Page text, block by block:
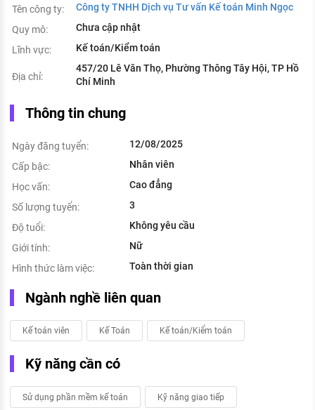
Tên công ty:
Công ty TNHH Dịch vụ Tư vấn Kế toán Minh Ngọc
Quy mô:
Chưa cập nhật
Lĩnh vực:
Kế toán/Kiểm toán
Địa chỉ:
457/20 Lê Văn Thọ, Phường Thông Tây Hội, TP Hồ
Chí Minh
Thông tin chung
Ngày đăng tuyển:
12/08/2025
Cấp bậc:
Nhân viên
Học vấn:
Cao đẳng
Số lượng tuyển:
3
Độ tuổi:
Không yêu cầu
Giới tính:
Nữ
Hình thức làm việc:
Toàn thời gian
Ngành nghề liên quan
Kế toán viên Kế Toán Kế toán/Kiểm toán
Kỹ năng cần có
Sử dụng phần mềm kế toán Kỹ năng giao tiếp